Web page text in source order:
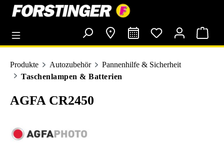
springen
Produkte Autozubehör
Pannenhilfe & Sicherheit
Taschenlampen & Batterien
AGFA CR2450